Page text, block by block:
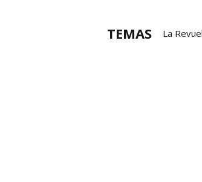
TEMAS La